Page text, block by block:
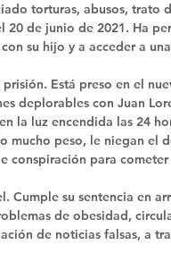
torturas, abusos, trato
20 de junio de 2021. Ha
su hijo y a acceder a
Está preso en el
deplorables con Juan
la luz encendida las 24
mucho peso, le niegan el
conspiración para
Cumple su sentencia en
de obesidad,
de noticias falsas, a